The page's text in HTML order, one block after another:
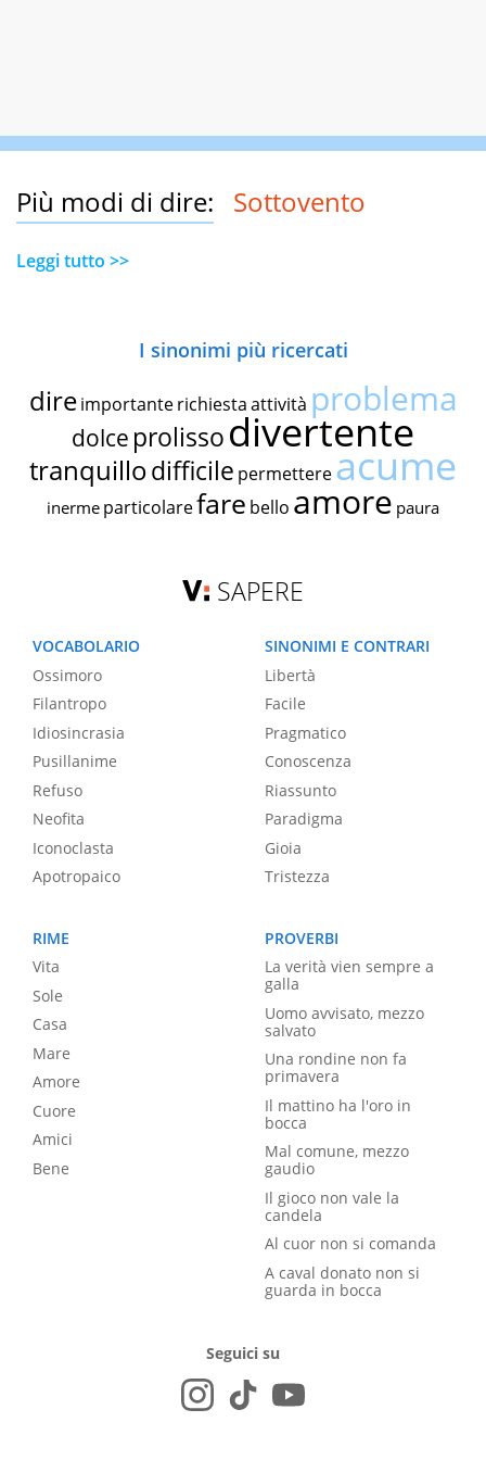
Più modi di dire: Sottovento
Leggi tutto >>
I sinonimi più ricercati
dire importante richiestaattività problema
dolce prolissodivertente
tranquillodifficile permettereacume
inerme particolarefare bello amore paura
SAPERE
VOCABOLARIO
Ossimoro
Filantropo
Idiosincrasia
Pusillanime
Refuso
Neofita
Iconoclasta
Apotropaico
SINONIMI E CONTRARI
Libertà
Facile
Pragmatico
Conoscenza
Riassunto
Paradigma
Gioia
Tristezza
RIME
Vita
Sole
Casa
Mare
Amore
Cuore
Amici
Bene
PROVERBI
La verità vien sempre a
galla
Uomo avvisato, mezzo
salvato
Una rondine non fa
primavera
Il mattino ha l'oro in
bocca
Mal comune, mezzo
gaudio
Il gioco non vale la
candela
Al cuor non si comanda
A caval donato non si
guarda in bocca
Seguici su